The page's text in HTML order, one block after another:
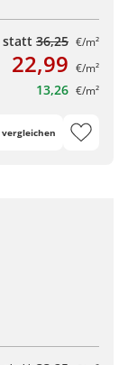
statt 36,25 €/m²
22,99 €/m²
13,26 €/m²
vergleichen